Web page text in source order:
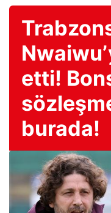
etti!
burada!